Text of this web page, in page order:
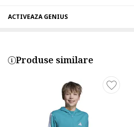
ACTIVEAZA GENIUS
Produse similare